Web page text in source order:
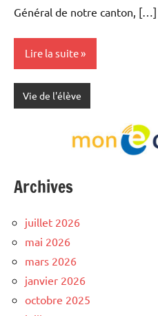
Général de notre canton, […]
Lire la suite
Vie de l'élève
Archives
juillet 2026
mai 2026
mars 2026
janvier 2026
octobre 2025